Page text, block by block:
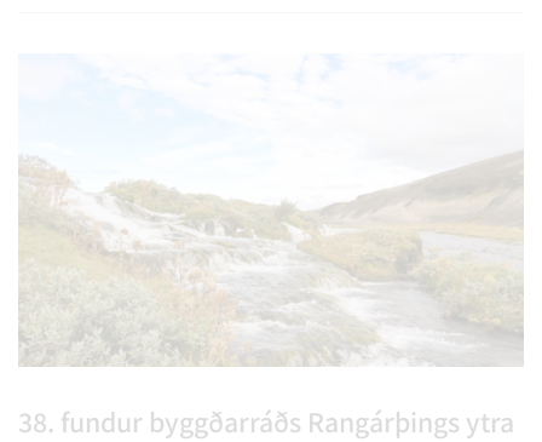
38. fundur byggðarráðs Rangárþings ytra